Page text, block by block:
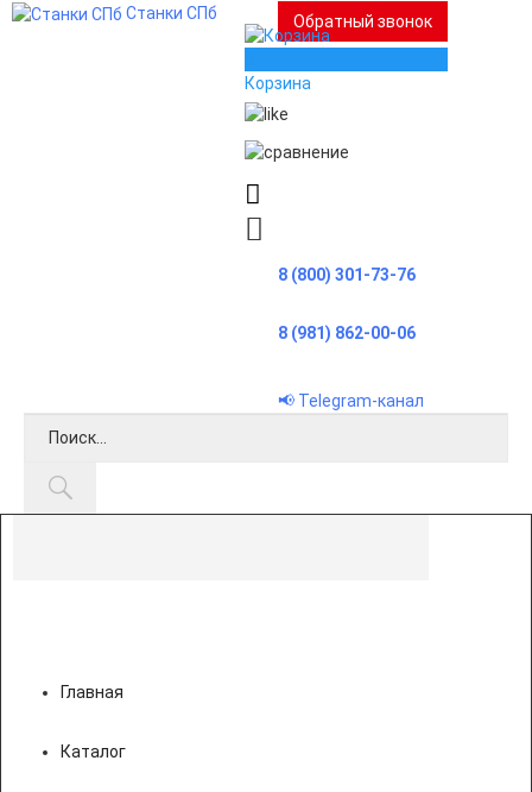
Станки СПб
Обратный звонок
Корзина
8 (800) 301-73-76
8 (981) 862-00-06
📢 Telegram-канал
Главная
Каталог